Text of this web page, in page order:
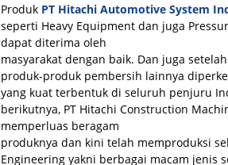
Produk PT Hitachi Automotive System
seperti Heavy Equipment dan juga
dapat diterima oleh
masyarakat dengan baik. Dan juga
produk-produk pembersih lainnya
yang kuat terbentuk di seluruh penjuru
berikutnya, PT Hitachi Construction
memperluas beragam
produknya dan kini telah memproduksi
Engineering yakni berbagai macam jenis